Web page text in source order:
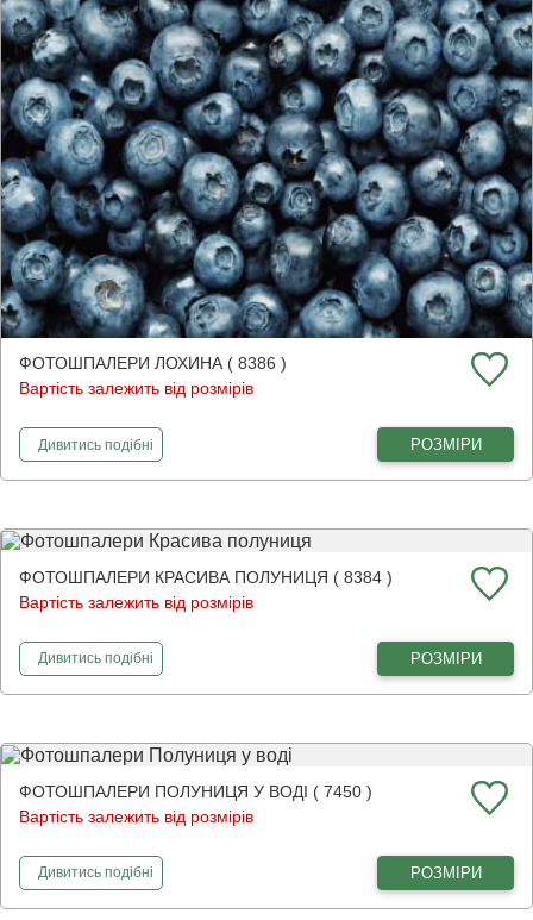
ФОТОШПАЛЕРИ ЛОХИНА ( 8386 )
Вартість залежить від розмірів
Дивитисьфотошпалери
подібні РОЗМІРИ
ФОТОШПАЛЕРИ КРАСИВА ПОЛУНИЦЯ ( 8384 )
Вартість залежить від розмірів
Дивитисьфотошпалери
подібні РОЗМІРИ
ФОТОШПАЛЕРИ ПОЛУНИЦЯ У ВОДІ ( 7450 )
Вартість залежить від розмірів
Дивитисьфотошпалери
подібні РОЗМІРИ